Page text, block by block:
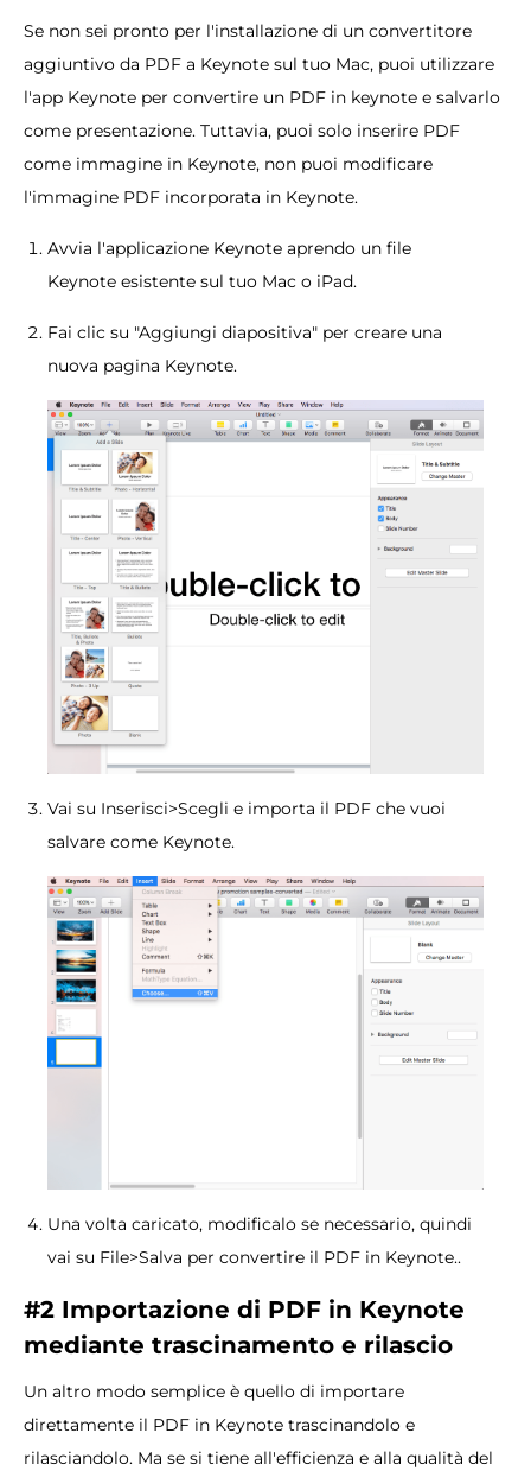
Se non sei pronto per l'installazione di un convertitore
aggiuntivo da PDF a Keynote sul tuo Mac, puoi utilizzare
l'app Keynote per convertire un PDF in keynote e salvarlo
come presentazione. Tuttavia, puoi solo inserire PDF
come immagine in Keynote, non puoi modificare
l'immagine PDF incorporata in Keynote.
Avvia l'applicazione Keynote aprendo un file
Keynote esistente sul tuo Mac o iPad.
Fai clic su "Aggiungi diapositiva" per creare una
nuova pagina Keynote.
Vai su Inserisci>Scegli e importa il PDF che vuoi
salvare come Keynote.
Una volta caricato, modificalo se necessario, quindi
vai su File>Salva per convertire il PDF in Keynote..
#2 Importazione di PDF in Keynote
mediante trascinamento e rilascio
Un altro modo semplice è quello di importare
direttamente il PDF in Keynote trascinandolo e
rilasciandolo. Ma se si tiene all'efficienza e alla qualità del